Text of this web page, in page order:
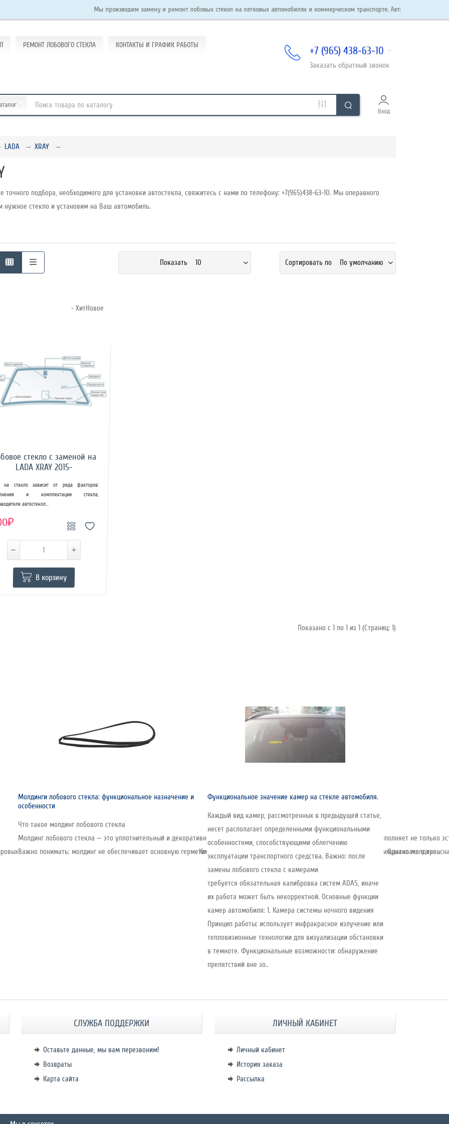
Мы производим замену и ремонт лобовых стекол на легковых автомобилях и коммерческом транспорте. Автостекла в наличии и
РЕМОНТ ЛОБОВОГО СТЕКЛА КОНТАКТЫ И ГРАФИК РАБОТЫ +7 (965) 438-63-10
Заказать обратный звонок
Вход
LADA XRAY
точного подбора, необходимого для установки автостекла, свяжитесь с нами по телефону: +7(965)438-63-10. Мы операвного
нужное стекло и установим на Ваш автомобиль.
Показать 10 Сортировать по По умолчанию
- ХитНовое
стекло с заменой на
LADA XRAY 2015-
на стекло зависит от ряда факторов:
и комплектации стекла,
автостекол...
В корзину
Показано с 1 по 1 из 1 (Страниц: 1)
производителей стекла, включая автомобильную линейку. Компания основана в 1935 году и за почти 90 лет развития превратилась в
Молдинги лобового стекла: функциональное назначение и
особенности
Что такое молдинг лобового стекла
Молдинг лобового стекла — это уплотнительный и декоративный элемент, устанавливаемый по периметру стекла. Он выполняет не только
Важно понимать: молдинг не обеспечивает основную герметичность соединения — её создаёт клеевой слой под стеклом. Однако молдинг ..
Функциональное значение камер на стекле автомобиля.
Каждый вид камер, рассмотренных в предыдущей статье,
несет располагает определенными функциональными
особенностями, способствующими облегчению
эксплуатации транспортного средства. Важно: после
замены лобового стекла с камерами
требуется обязательная калибровка систем ADAS, иначе
их работа может быть некорректной. Основные функции
камер автомобиля: 1. Камера системы ночного видения
Принцип работы: использует инфракрасное излучение или
тепловизионные технологии для визуализации обстановки
в темноте. Функциональные возможности: обнаружение
препятствий вне зо..
СЛУЖБА ПОДДЕРЖКИ
Оставьте данные, мы вам перезвоним!
Возвраты
Карта сайта
ЛИЧНЫЙ КАБИНЕТ
Личный кабинет
История заказа
Рассылка